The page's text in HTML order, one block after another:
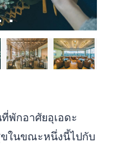
พักอาศัยอุเอดะ
ขในขณะหนึ่งนี้ไปกับ